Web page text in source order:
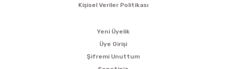
Kişisel Veriler Politikası
Yeni Üyelik
Üye Girişi
Şifremi Unuttum